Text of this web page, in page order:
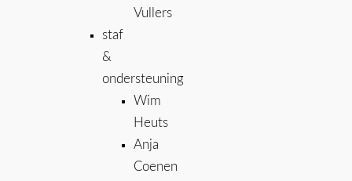
Vullers
staf
&
ondersteuning
Wim
Heuts
Anja
Coenen